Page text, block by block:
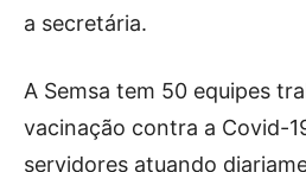
a secretária.
A Semsa tem 50 equipes
vacinação contra a Covid-
servidores atuando